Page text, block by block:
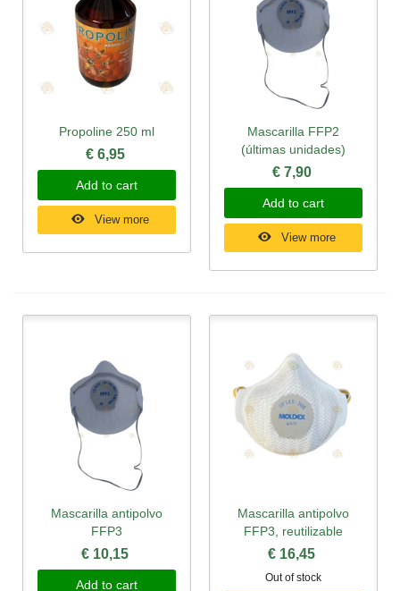
Propoline 250 ml
€ 6,95
Add to cart
View more
Mascarilla FFP2
(últimas unidades)
€ 7,90
Add to cart
View more
Mascarilla antipolvo
FFP3
€ 10,15
Add to cart
Mascarilla antipolvo
FFP3, reutilizable
€ 16,45
Out of stock